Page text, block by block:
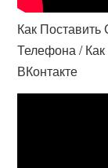
Как
Телефона /
ВКонтакте